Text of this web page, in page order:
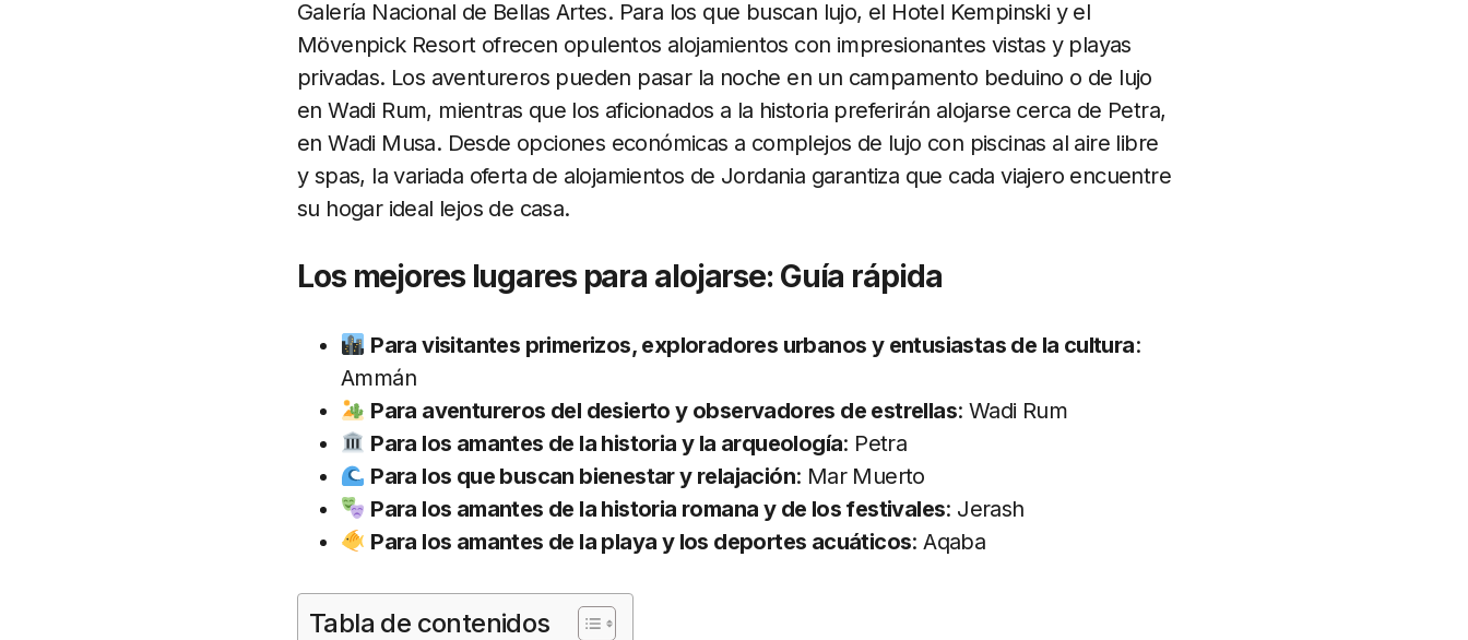
Galería Nacional de Bellas Artes. Para los que buscan lujo, el Hotel Kempinski y el
Mövenpick Resort ofrecen opulentos alojamientos con impresionantes vistas y playas
privadas. Los aventureros pueden pasar la noche en un campamento beduino o de lujo
en Wadi Rum, mientras que los aficionados a la historia preferirán alojarse cerca de Petra,
en Wadi Musa. Desde opciones económicas a complejos de lujo con piscinas al aire libre
y spas, la variada oferta de alojamientos de Jordania garantiza que cada viajero encuentre
su hogar ideal lejos de casa.
Los mejores lugares para alojarse: Guía rápida
Para visitantes primerizos, exploradores urbanos y entusiastas de la cultura:
Ammán
Para aventureros del desierto y observadores de estrellas: Wadi Rum
Para los amantes de la historia y la arqueología: Petra
Para los que buscan bienestar y relajación: Mar Muerto
Para los amantes de la historia romana y de los festivales: Jerash
Para los amantes de la playa y los deportes acuáticos: Aqaba
Tabla de contenidos